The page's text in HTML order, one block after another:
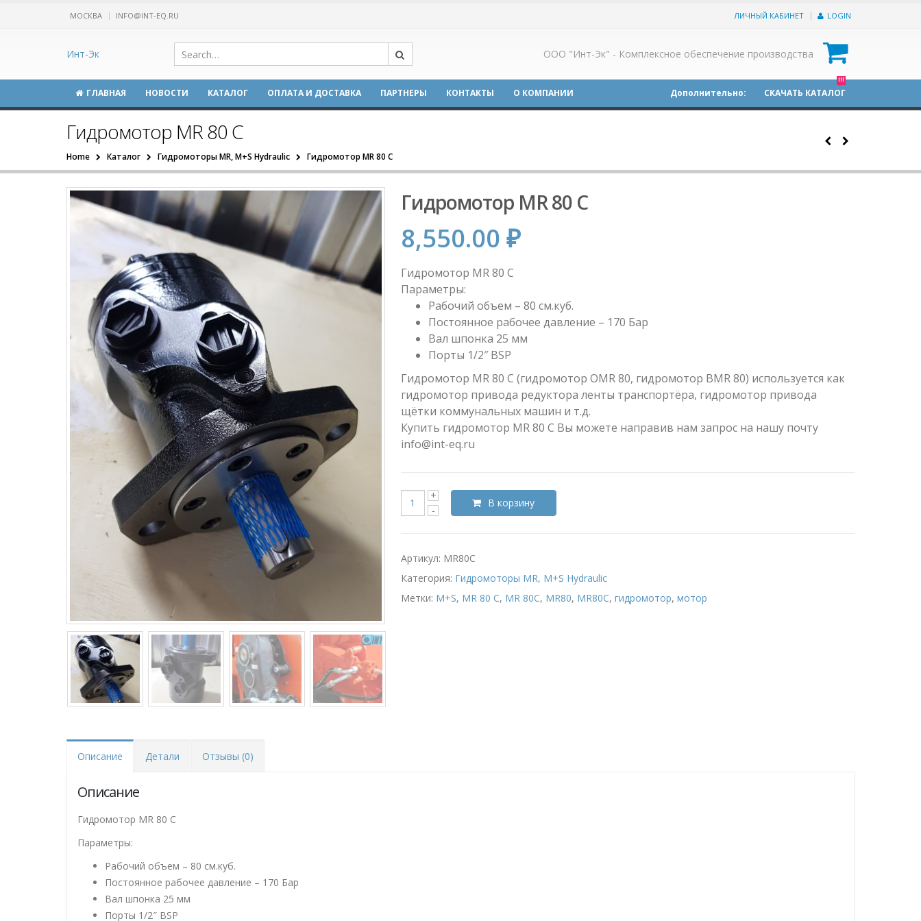
МОСКВА INFO@INT-EQ.RU ЛИЧНЫЙ КАБИНЕТ LOGIN
Инт-Эк ООО "Инт-Эк" - Комплексное обеспечение производства
ГЛАВНАЯ НОВОСТИ КАТАЛОГ ОПЛАТА И ДОСТАВКА ПАРТНЕРЫ КОНТАКТЫ О КОМПАНИИ Дополнительно: СКАЧАТЬ КАТАЛОГ
!!!
Гидромотор MR 80 C
Home Каталог Гидромоторы MR, M+S Hydraulic Гидромотор MR 80 C
Гидромотор MR 80 C
8,550.00 ₽
Гидромотор MR 80 C
Параметры:
Рабочий объем – 80 см.куб.
Постоянное рабочее давление – 170 Бар
Вал шпонка 25 мм
Порты 1/2″ BSP
Гидромотор MR 80 C (гидромотор OMR 80, гидромотор BMR 80) используется как
гидромотор привода редуктора ленты транспортёра, гидромотор привода
щётки коммунальных машин и т.д.
Купить гидромотор MR 80 C Вы можете направив нам запрос на нашу почту
info@int-eq.ru
В корзину
Артикул: MR80C
Категория: Гидромоторы MR, M+S Hydraulic
Метки: M+S, MR 80 C, MR 80C, MR80, MR80C, гидромотор, мотор
Описание Детали Отзывы (0)
Описание
Гидромотор MR 80 C
Параметры:
Рабочий объем – 80 см.куб.
Постоянное рабочее давление – 170 Бар
Вал шпонка 25 мм
Порты 1/2″ BSP